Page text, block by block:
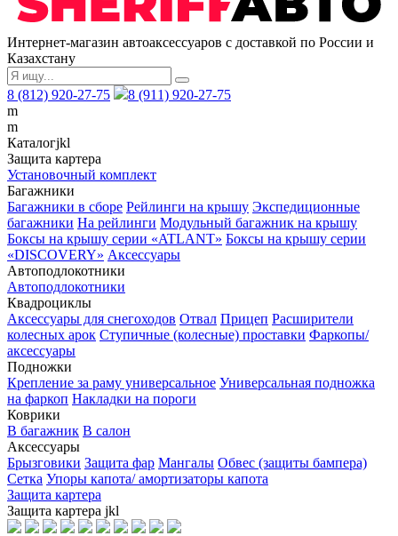
Интернет-магазин автоаксессуаров с доставкой по России и
Казахстану
8 (812) 920-27-75
8 (911) 920-27-75
m
m
Каталогjkl
Защита картера
Установочный комплект
Багажники
Багажники в сборе Рейлинги на крышу Экспедиционные
багажники На рейлинги Модульный багажник на крышу
Боксы на крышу серии «ATLANT» Боксы на крышу серии
«DISCOVERY» Аксессуары
Автоподлокотники
Автоподлокотники
Квадроциклы
Аксессуары для снегоходов Отвал Прицеп Расширители
колесных арок Ступичные (колесные) проставки Фаркопы/
аксессуары
Подножки
Крепление за раму универсальное Универсальная подножка
на фаркоп Накладки на пороги
Коврики
В багажник В салон
Аксессуары
Брызговики Защита фар Мангалы Обвес (защиты бампера)
Сетка Упоры капота/ амортизаторы капота
Защита картера
Защита картера jkl